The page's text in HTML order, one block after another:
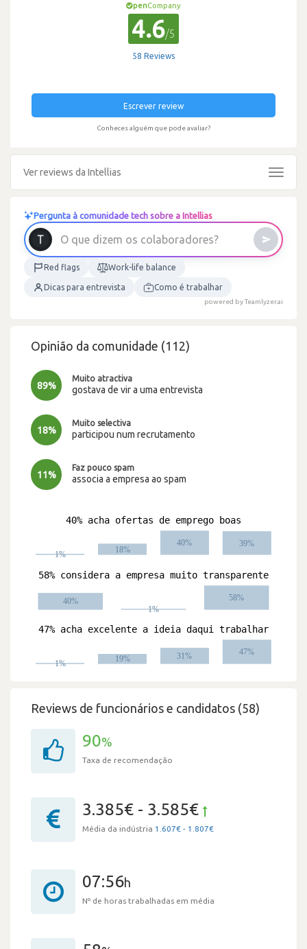
penCompany
4.6/5
58 Reviews
Escrever review
Conheces alguém que pode avaliar?
Ver reviews da Intellias
Toggle
Pergunta à comunidade tech sobre a Intellias
O que d izem os colaborad ores?
Red flags Work-life balance
Dicas para entrevista Como é trabalhar
powered by Teamlyzer.ai
Opinião da comunidade (112)
89%
Muito atractiva
gostava de vir a uma entrevista
18%
Muito selectiva
participou num recrutamento
11%
Faz pouco spam
associa a empresa ao spam
Reviews de funcionários e candidatos (58)
90%
Taxa de recomendação
3.385€ - 3.585€
Média da indústria 1.607€ - 1.807€
07:56h
Nº de horas trabalhadas em média